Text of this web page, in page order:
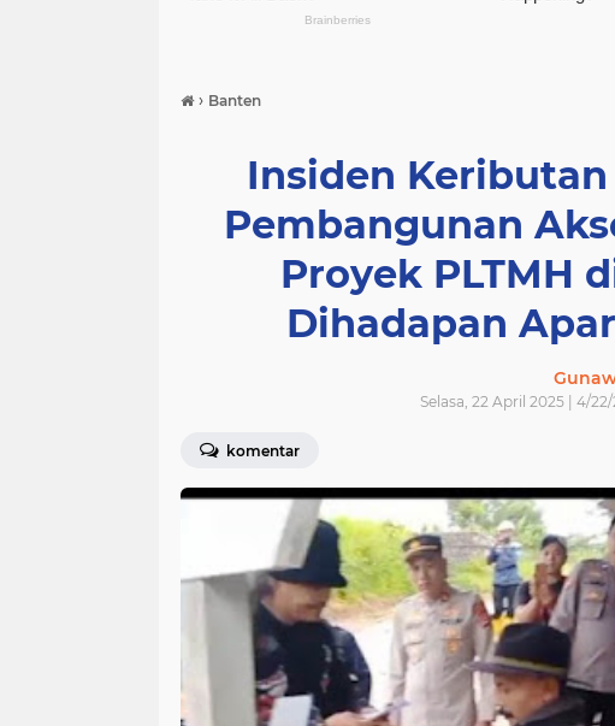
› Banten
Insiden
Pembangunan
Proyek PLTMH
Dihadapan
Selasa, 22 April 2025 | 4/
komentar